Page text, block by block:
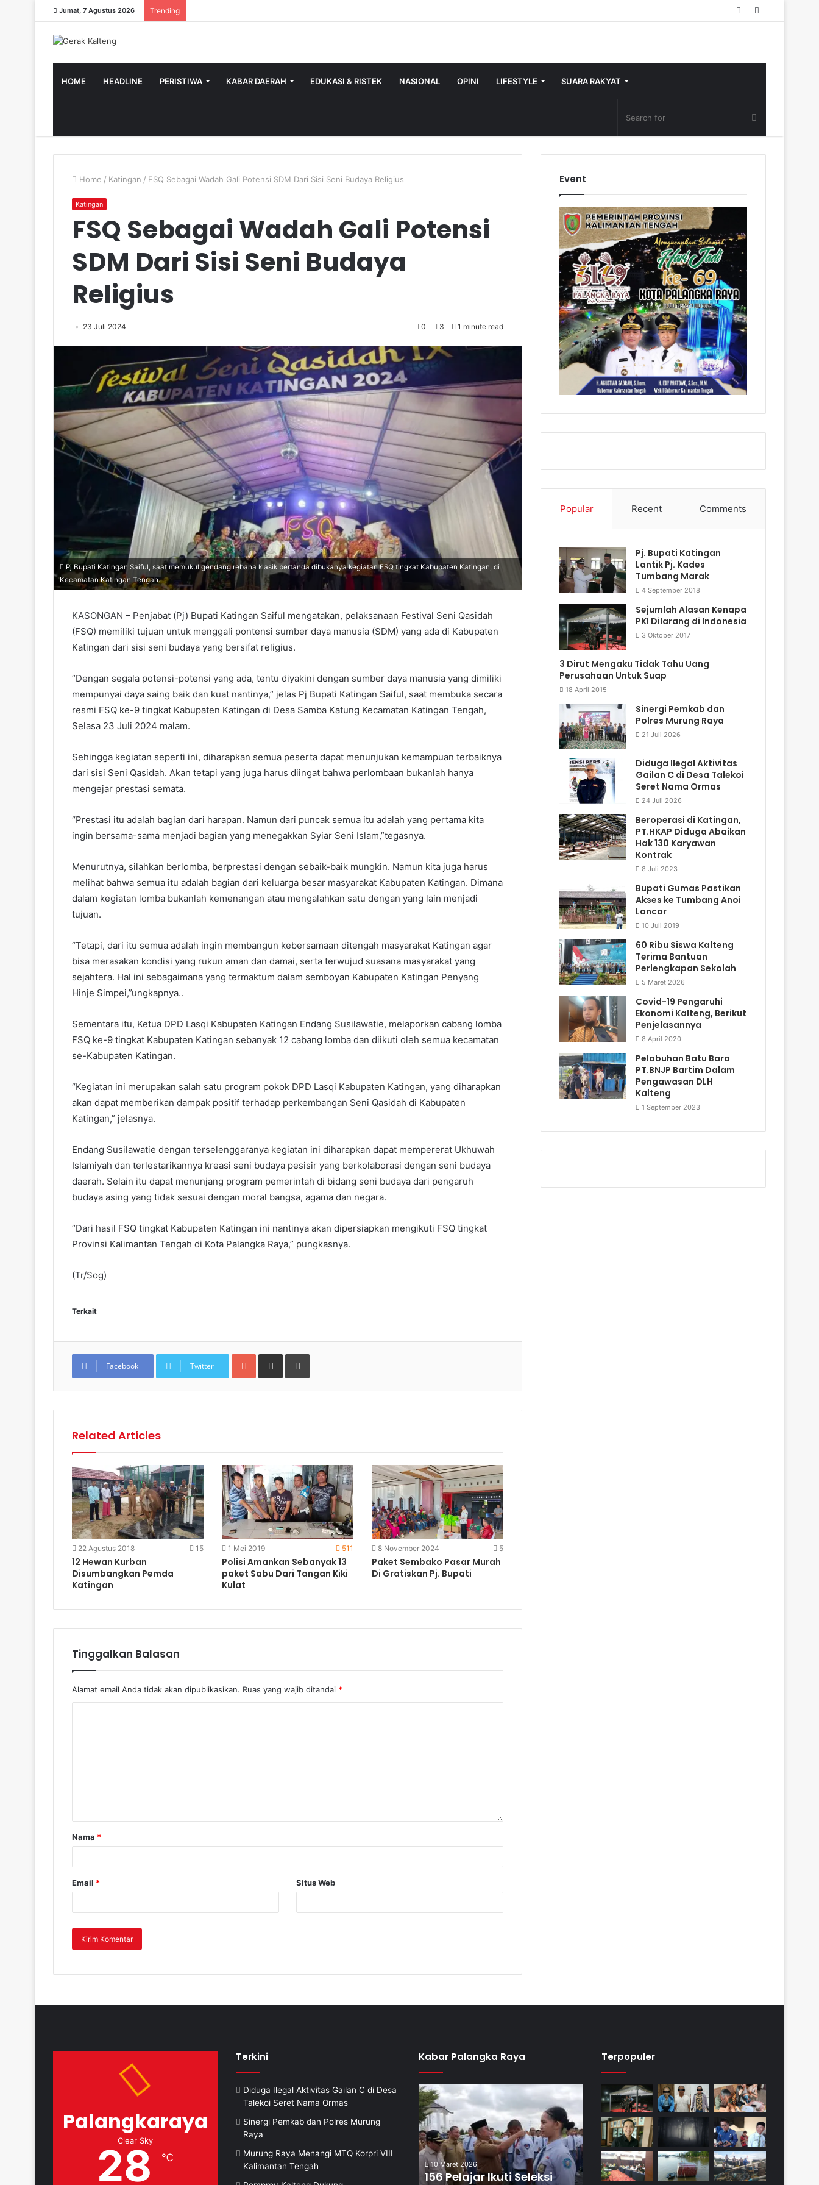
Jumat, 7 Agustus 2026 Trending Random
HOME HEADLINE PERISTIWA KABAR DAERAH EDUKASI & RISTEK NASIONAL OPINI LIFESTYLE SUARA RAKYAT
Home / Katingan / FSQ Sebagai Wadah Gali Potensi SDM Dari Sisi Seni Budaya Religius
Katingan
FSQ Sebagai Wadah Gali Potensi
SDM Dari Sisi Seni Budaya
Religius
23 Juli 2024 0 3 1 minute read
Pj Bupati Katingan Saiful, saat memukul gendang rebana klasik bertanda dibukanya kegiatan FSQ tingkat Kabupaten Katingan, di
Kecamatan Katingan Tengah.
KASONGAN – Penjabat (Pj) Bupati Katingan Saiful mengatakan, pelaksanaan Festival Seni Qasidah
(FSQ) memiliki tujuan untuk menggali pontensi sumber daya manusia (SDM) yang ada di Kabupaten
Katingan dari sisi seni budaya yang bersifat religius.
“Dengan segala potensi-potensi yang ada, tentu diyakini dengan sumber daya manusia yang dimiliki
mempunyai daya saing baik dan kuat nantinya,” jelas Pj Bupati Katingan Saiful, saat membuka secara
resmi FSQ ke-9 tingkat Kabupaten Katingan di Desa Samba Katung Kecamatan Katingan Tengah,
Selasa 23 Juli 2024 malam.
Sehingga kegiatan seperti ini, diharapkan semua peserta dapat menunjukan kemampuan terbaiknya
dari sisi Seni Qasidah. Akan tetapi yang juga harus diingat bahwa perlombaan bukanlah hanya
mengejar prestasi semata.
“Prestasi itu adalah bagian dari harapan. Namun dari puncak semua itu adalah yang pertama kita
ingin bersama-sama menjadi bagian yang menegakkan Syiar Seni Islam,”tegasnya.
Menurutnya, silahkan berlomba, berprestasi dengan sebaik-baik mungkin. Namun kita juga harus
melihat bahwa semua itu adalah bagian dari keluarga besar masyarakat Kabupaten Katingan. Dimana
dalam kegiatan lomba bukanlah kemenangan atau mengalahkan satu dengan yang lain menjadi
tujuan.
“Tetapi, dari itu semua adalah ingin membangun kebersamaan ditengah masyarakat Katingan agar
bisa merasakan kondisi yang rukun aman dan damai, serta terwujud suasana masyarakat yang
sejahtera. Hal ini sebagaimana yang termaktum dalam semboyan Kabupaten Katingan Penyang
Hinje Simpei,”ungkapnya..
Sementara itu, Ketua DPD Lasqi Kabupaten Katingan Endang Susilawatie, melaporkan cabang lomba
FSQ ke-9 tingkat Kabupaten Katingan sebanyak 12 cabang lomba dan diikuti oleh semua kecamatan
se-Kabupaten Katingan.
“Kegiatan ini merupakan salah satu program pokok DPD Lasqi Kabupaten Katingan, yang diharapkan
akan dapat memberikan dampak positif terhadap perkembangan Seni Qasidah di Kabupaten
Katingan,” jelasnya.
Endang Susilawatie dengan terselenggaranya kegiatan ini diharapkan dapat mempererat Ukhuwah
Islamiyah dan terlestarikannya kreasi seni budaya pesisir yang berkolaborasi dengan seni budaya
daerah. Selain itu dapat menunjang program pemerintah di bidang seni budaya dari pengaruh
budaya asing yang tidak sesuai dengan moral bangsa, agama dan negara.
“Dari hasil FSQ tingkat Kabupaten Katingan ini nantinya akan dipersiapkan mengikuti FSQ tingkat
Provinsi Kalimantan Tengah di Kota Palangka Raya,” pungkasnya.
(Tr/Sog)
Terkait
Facebook Twitter
Google+Share via Email Print
Related Articles
22 Agustus 2018 15
12 Hewan Kurban
Disumbangkan Pemda
Katingan
1 Mei 2019 511
Polisi Amankan Sebanyak 13
paket Sabu Dari Tangan Kiki
Kulat
8 November 2024 5
Paket Sembako Pasar Murah
Di Gratiskan Pj. Bupati
Tinggalkan Balasan
Alamat email Anda tidak akan dipublikasikan. Ruas yang wajib ditandai *
Nama *
Email * Situs Web
Event
Popular Recent Comments
Pj. Bupati Katingan
Lantik Pj. Kades
Tumbang Marak
4 September 2018
Sejumlah Alasan Kenapa
PKI Dilarang di Indonesia
3 Oktober 2017
3 Dirut Mengaku Tidak Tahu Uang
Perusahaan Untuk Suap
18 April 2015
Sinergi Pemkab dan
Polres Murung Raya
21 Juli 2026
Diduga Ilegal Aktivitas
Gailan C di Desa Talekoi
Seret Nama Ormas
24 Juli 2026
Beroperasi di Katingan,
PT.HKAP Diduga Abaikan
Hak 130 Karyawan
Kontrak
8 Juli 2023
Bupati Gumas Pastikan
Akses ke Tumbang Anoi
Lancar
10 Juli 2019
60 Ribu Siswa Kalteng
Terima Bantuan
Perlengkapan Sekolah
5 Maret 2026
Covid-19 Pengaruhi
Ekonomi Kalteng, Berikut
Penjelasannya
8 April 2020
Pelabuhan Batu Bara
PT.BNJP Bartim Dalam
Pengawasan DLH
Kalteng
1 September 2023
Palangkaraya
Clear Sky
28 ℃
Terkini
Diduga Ilegal Aktivitas Gailan C di Desa
Talekoi Seret Nama Ormas
Sinergi Pemkab dan Polres Murung
Raya
Murung Raya Menangi MTQ Korpri VIII
Kalimantan Tengah
Kabar Palangka Raya
10 Maret 2026
156 Pelajar Ikuti Seleksi
Terpopuler